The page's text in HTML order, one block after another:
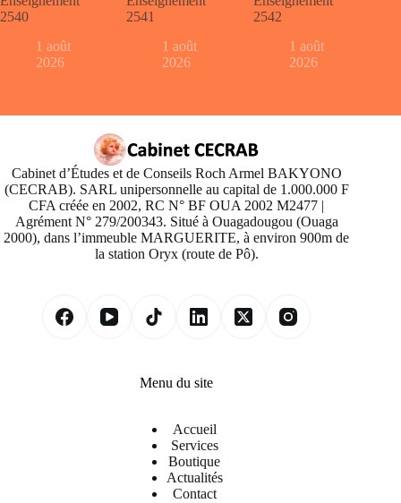
2540
1 août
2026
2541
1 août
2026
2542
1 août
2026
Cabinet d’Études et de Conseils Roch Armel BAKYONO
(CECRAB). SARL unipersonnelle au capital de 1.000.000 F
CFA créée en 2002, RC N° BF OUA 2002 M2477 |
Agrément N° 279/200343. Situé à Ouagadougou (Ouaga
2000), dans l’immeuble MARGUERITE, à environ 900m de
la station Oryx (route de Pô).
Menu du site
Accueil
Services
Boutique
Actualités
Contact